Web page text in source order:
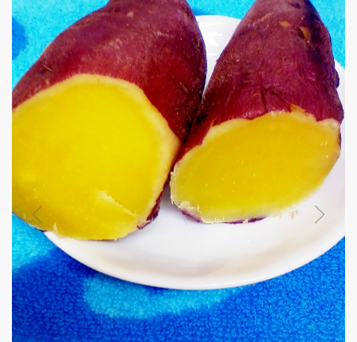
使用のハンバーグレシピです◎
0